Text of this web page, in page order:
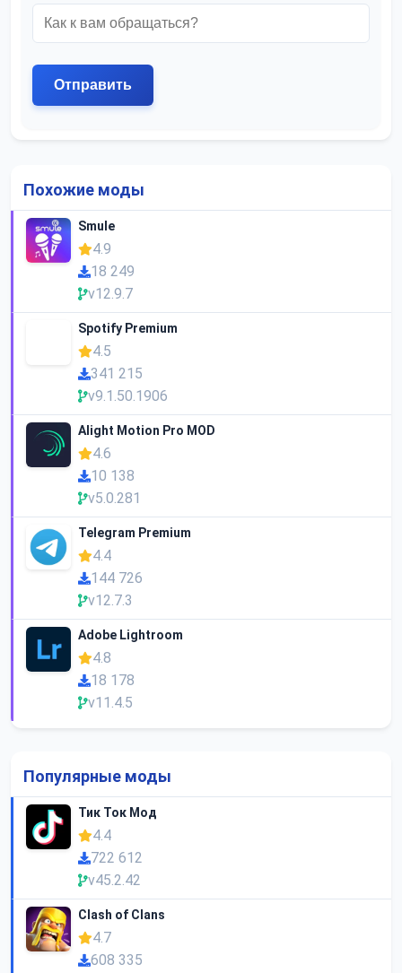
Похожие моды
Smule
4.9
18 249
v12.9.7
Spotify Premium
4.5
341 215
v9.1.50.1906
Alight Motion Pro MOD
4.6
10 138
v5.0.281
Telegram Premium
4.4
144 726
v12.7.3
Adobe Lightroom
4.8
18 178
v11.4.5
Популярные моды
Тик Ток Мод
4.4
722 612
v45.2.42
Clash of Clans
4.7
608 335